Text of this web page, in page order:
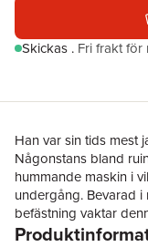
Skickas . Fri frakt
Han var sin tids mest
Någonstans bland
hummande maskin i
undergång. Bevarad
befästning vaktar
den förra